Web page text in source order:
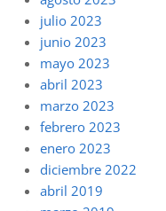
julio 2023
junio 2023
mayo 2023
abril 2023
marzo 2023
febrero 2023
enero 2023
diciembre 2022
abril 2019